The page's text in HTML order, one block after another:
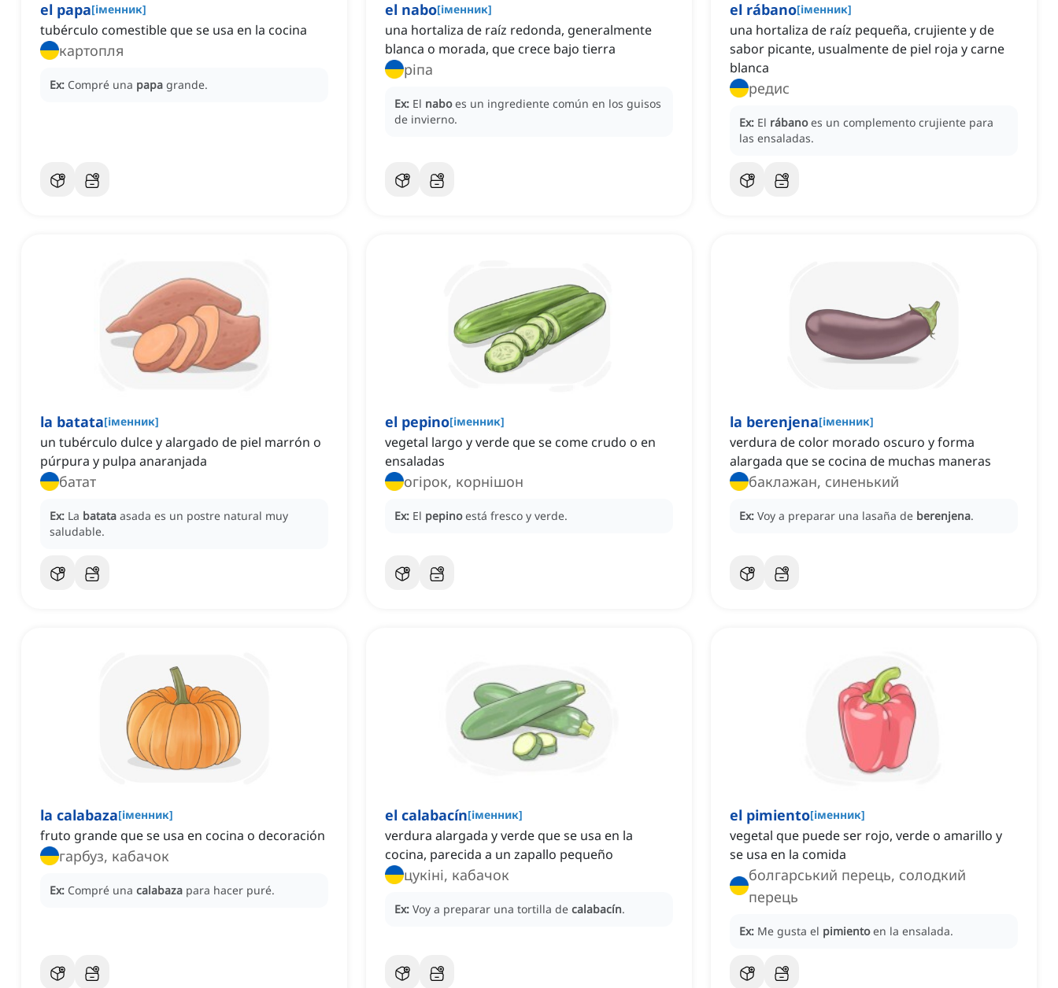
el papa[іменник]
tubérculo comestible que se usa en la cocina
картопля
Ex: Compré una papa grande.
el nabo[іменник]
una hortaliza de raíz redonda, generalmente
blanca o morada, que crece bajo tierra
ріпа
Ex: El nabo es un ingrediente común en los guisos
de invierno.
el rábano[іменник]
una hortaliza de raíz pequeña, crujiente y de
sabor picante, usualmente de piel roja y carne
blanca
редис
Ex: El rábano es un complemento crujiente para
las ensaladas.
la batata[іменник]
un tubérculo dulce y alargado de piel marrón o
púrpura y pulpa anaranjada
батат
Ex: La batata asada es un postre natural muy
saludable.
el pepino[іменник]
vegetal largo y verde que se come crudo o en
ensaladas
огірок, корнішон
Ex: El pepino está fresco y verde.
la berenjena[іменник]
verdura de color morado oscuro y forma
alargada que se cocina de muchas maneras
баклажан, синенький
Ex: Voy a preparar una lasaña de berenjena.
la calabaza[іменник]
fruto grande que se usa en cocina o decoración
гарбуз, кабачок
Ex: Compré una calabaza para hacer puré.
el calabacín[іменник]
verdura alargada y verde que se usa en la
cocina, parecida a un zapallo pequeño
цукіні, кабачок
Ex: Voy a preparar una tortilla de calabacín.
el pimiento[іменник]
vegetal que puede ser rojo, verde o amarillo y
se usa en la comida
болгарський перець, солодкий
перець
Ex: Me gusta el pimiento en la ensalada.